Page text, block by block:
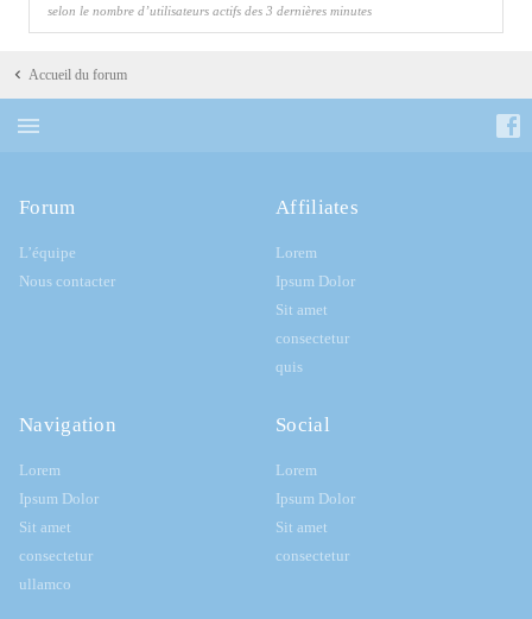
selon le nombre d’utilisateurs actifs des 3 dernières minutes
Accueil du forum
Forum
L’équipe
Nous contacter
Affiliates
Lorem
Ipsum Dolor
Sit amet
consectetur
quis
Navigation
Lorem
Ipsum Dolor
Sit amet
consectetur
ullamco
Social
Lorem
Ipsum Dolor
Sit amet
consectetur